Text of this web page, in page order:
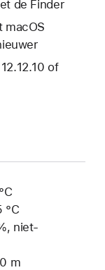
de Finder
macOS
of
°C
niet-
m